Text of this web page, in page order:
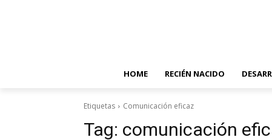
HOME RECIÉN NACIDO
Etiquetas Comunicación eficaz
Tag: comunicación